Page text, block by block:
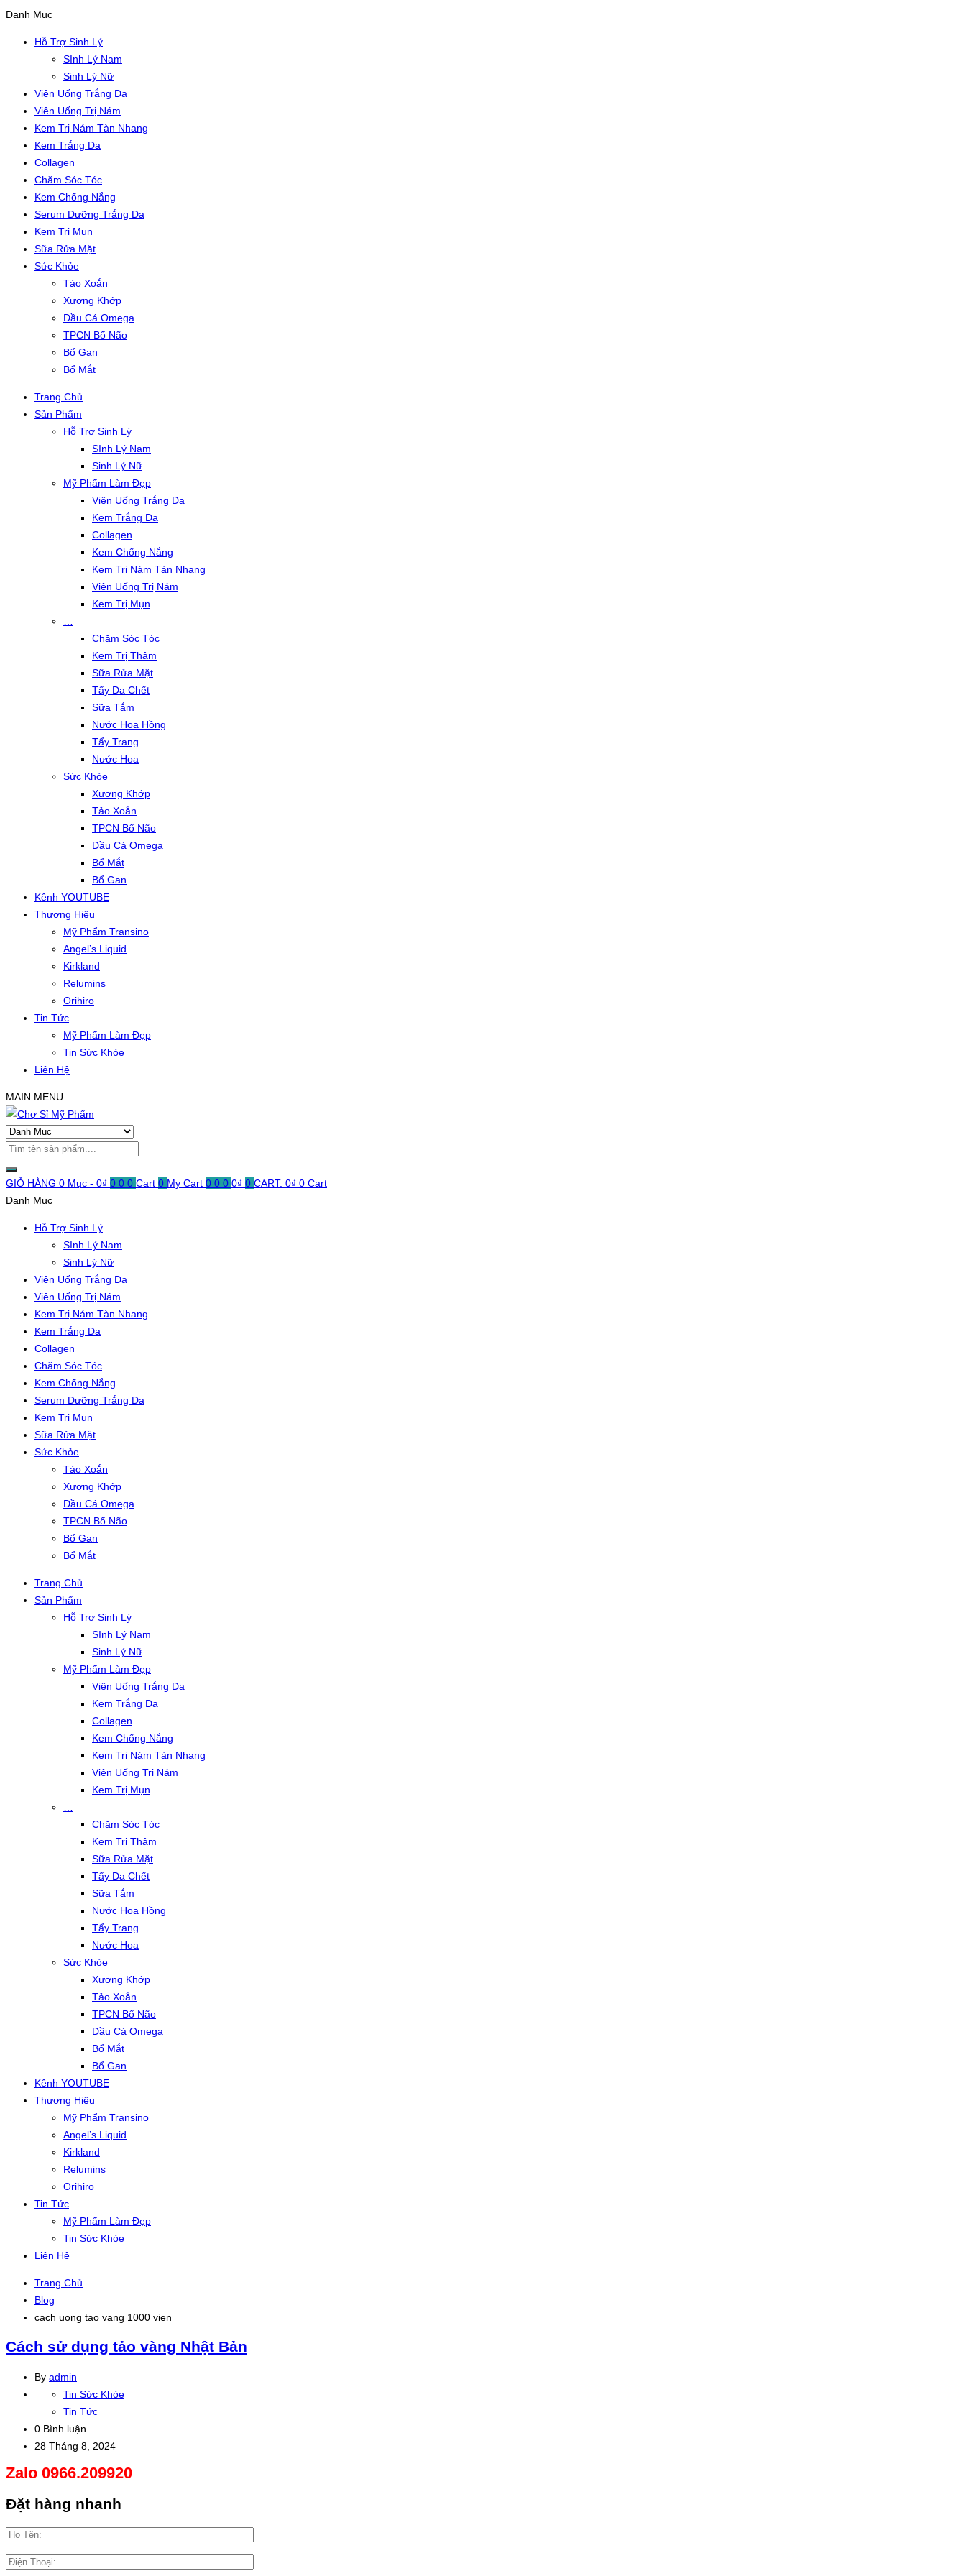
Danh Mục
Hỗ Trợ Sinh Lý
SInh Lý Nam
Sinh Lý Nữ
Viên Uống Trắng Da
Viên Uống Trị Nám
Kem Trị Nám Tàn Nhang
Kem Trắng Da
Collagen
Chăm Sóc Tóc
Kem Chống Nắng
Serum Dưỡng Trắng Da
Kem Trị Mụn
Sữa Rửa Mặt
Sức Khỏe
Tảo Xoắn
Xương Khớp
Dầu Cá Omega
TPCN Bổ Não
Bổ Gan
Bổ Mắt
Trang Chủ
Sản Phẩm
Hỗ Trợ Sinh Lý
SInh Lý Nam
Sinh Lý Nữ
Mỹ Phẩm Làm Đẹp
Viên Uống Trắng Da
Kem Trắng Da
Collagen
Kem Chống Nắng
Kem Trị Nám Tàn Nhang
Viên Uống Trị Nám
Kem Trị Mụn
Chăm Sóc Tóc
Kem Trị Thâm
Sữa Rửa Mặt
Tẩy Da Chết
Sữa Tắm
Nước Hoa Hồng
Tẩy Trang
Nước Hoa
Sức Khỏe
Xương Khớp
Tảo Xoắn
TPCN Bổ Não
Dầu Cá Omega
Bổ Mắt
Bổ Gan
Kênh YOUTUBE
Thương Hiệu
Mỹ Phẩm Transino
Angel’s Liquid
Kirkland
Relumins
Orihiro
Tin Tức
Mỹ Phẩm Làm Đẹp
Tin Sức Khỏe
Liên Hệ
MAIN MENU
GIỎ HÀNG 0 Mục - 0₫ 0 0 0 Cart 0 My Cart 0 0 0 0₫ 0 CART: 0₫ 0 Cart
Danh Mục
Hỗ Trợ Sinh Lý
SInh Lý Nam
Sinh Lý Nữ
Viên Uống Trắng Da
Viên Uống Trị Nám
Kem Trị Nám Tàn Nhang
Kem Trắng Da
Collagen
Chăm Sóc Tóc
Kem Chống Nắng
Serum Dưỡng Trắng Da
Kem Trị Mụn
Sữa Rửa Mặt
Sức Khỏe
Tảo Xoắn
Xương Khớp
Dầu Cá Omega
TPCN Bổ Não
Bổ Gan
Bổ Mắt
Trang Chủ
Sản Phẩm
Hỗ Trợ Sinh Lý
SInh Lý Nam
Sinh Lý Nữ
Mỹ Phẩm Làm Đẹp
Viên Uống Trắng Da
Kem Trắng Da
Collagen
Kem Chống Nắng
Kem Trị Nám Tàn Nhang
Viên Uống Trị Nám
Kem Trị Mụn
Chăm Sóc Tóc
Kem Trị Thâm
Sữa Rửa Mặt
Tẩy Da Chết
Sữa Tắm
Nước Hoa Hồng
Tẩy Trang
Nước Hoa
Sức Khỏe
Xương Khớp
Tảo Xoắn
TPCN Bổ Não
Dầu Cá Omega
Bổ Mắt
Bổ Gan
Kênh YOUTUBE
Thương Hiệu
Mỹ Phẩm Transino
Angel’s Liquid
Kirkland
Relumins
Orihiro
Tin Tức
Mỹ Phẩm Làm Đẹp
Tin Sức Khỏe
Liên Hệ
Trang Chủ
Blog
cach uong tao vang 1000 vien
Cách sử dụng tảo vàng Nhật Bản
By admin
Tin Sức Khỏe
Tin Tức
0 Bình luận
28 Tháng 8, 2024
Đọc
Zalo 0966.209920
Đặt hàng nhanh